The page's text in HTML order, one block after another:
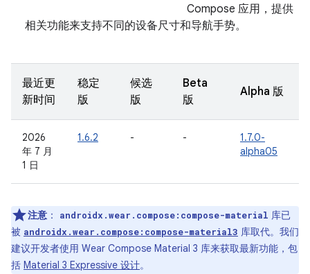
Compose 应用，提供
相关功能来支持不同的设备尺寸和导航手势。
最近更
新时间
稳定
版
候选
版
Beta
版
Alpha 版
2026
年 7 月
1 日
1.6.2 - -
1.7.0-
alpha05
注意 ： androidx.wear.compose:compose-material 库已
被 androidx.wear.compose:compose-material3 库取代。我们
建议开发者使用 Wear Compose Material 3 库来获取最新功能，包
括 Material 3 Expressive 设计。